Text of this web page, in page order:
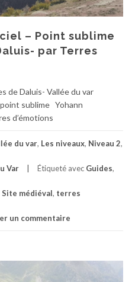
– Point sublime
par Terres
de Daluis- Vallée du var
sublime Yohann
d’émotions
du var, Les niveaux, Niveau 2,
Var Étiqueté avec Guides,
Site médiéval, terres
un commentaire